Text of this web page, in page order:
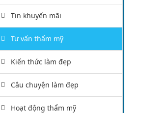
Tin khuyến mãi
Tư vấn thẩm mỹ
Kiến thức làm đẹp
Câu chuyện làm đẹp
Hoạt động thẩm mỹ